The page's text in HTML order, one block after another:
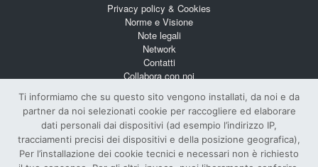
Privacy policy & Cookies
Norme e Visione
Note legali
Network
Contatti
Collabora con noi
Numeri Arretrati
Ti informiamo che su questo sito vengono installati, da noi e da
partner da noi selezionati cookie per raccogliere ed elaborare
dati personali dai dispositivi (ad esempio l’indirizzo IP,
tracciamenti precisi dei dispositivi e della posizione geografica),
Per l’installazione dei cookie tecnici e necessari non è richiesto